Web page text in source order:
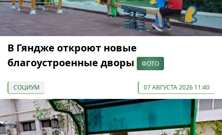
В Гяндже откроют новые
благоустроенные дворы
ФОТО
СОЦИУМ 07 АВГУСТА 2026 11:40